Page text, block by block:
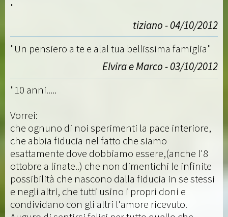
"
tiziano - 04/10/2012
"Un pensiero a te e alal tua bellissima famiglia"
Elvira e Marco - 03/10/2012
"10 anni.....
Vorrei:
che ognuno di noi sperimenti la pace interiore,
che abbia fiducia nel fatto che siamo
esattamente dove dobbiamo essere,(anche l'8
ottobre a linate..) che non dimentichi le infinite
possibilità che nascono dalla fiducia in se stessi
e negli altri, che tutti usino i propri doni e
condividano con gli altri l'amore ricevuto.